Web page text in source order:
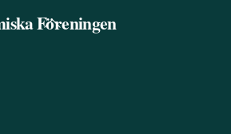
Back
Föreningen